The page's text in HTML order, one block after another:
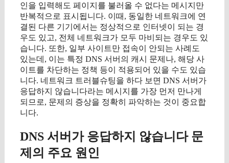
인을 입력해도 페이지를 불러올 수 없다는 메시지만
반복적으로 표시됩니다. 이때, 동일한 네트워크에 연
결된 다른 기기에서는 정상적으로 인터넷이 되는 경
우도 있고, 전체 네트워크가 모두 마비되는 경우도 있
습니다. 또한, 일부 사이트만 접속이 안되는 사례도
있는데, 이는 특정 DNS 서버의 캐시 문제나, 해당 사
이트를 차단하는 정책 등이 적용되어 있을 수도 있습
니다. 네트워크 트러블슈팅을 하다 보면 DNS 서버가
응답하지 않습니다라는 메시지를 가장 먼저 만나게
되므로, 문제의 증상을 정확히 파악하는 것이 중요합
니다.
DNS 서버가 응답하지 않습니다 문
제의 주요 원인